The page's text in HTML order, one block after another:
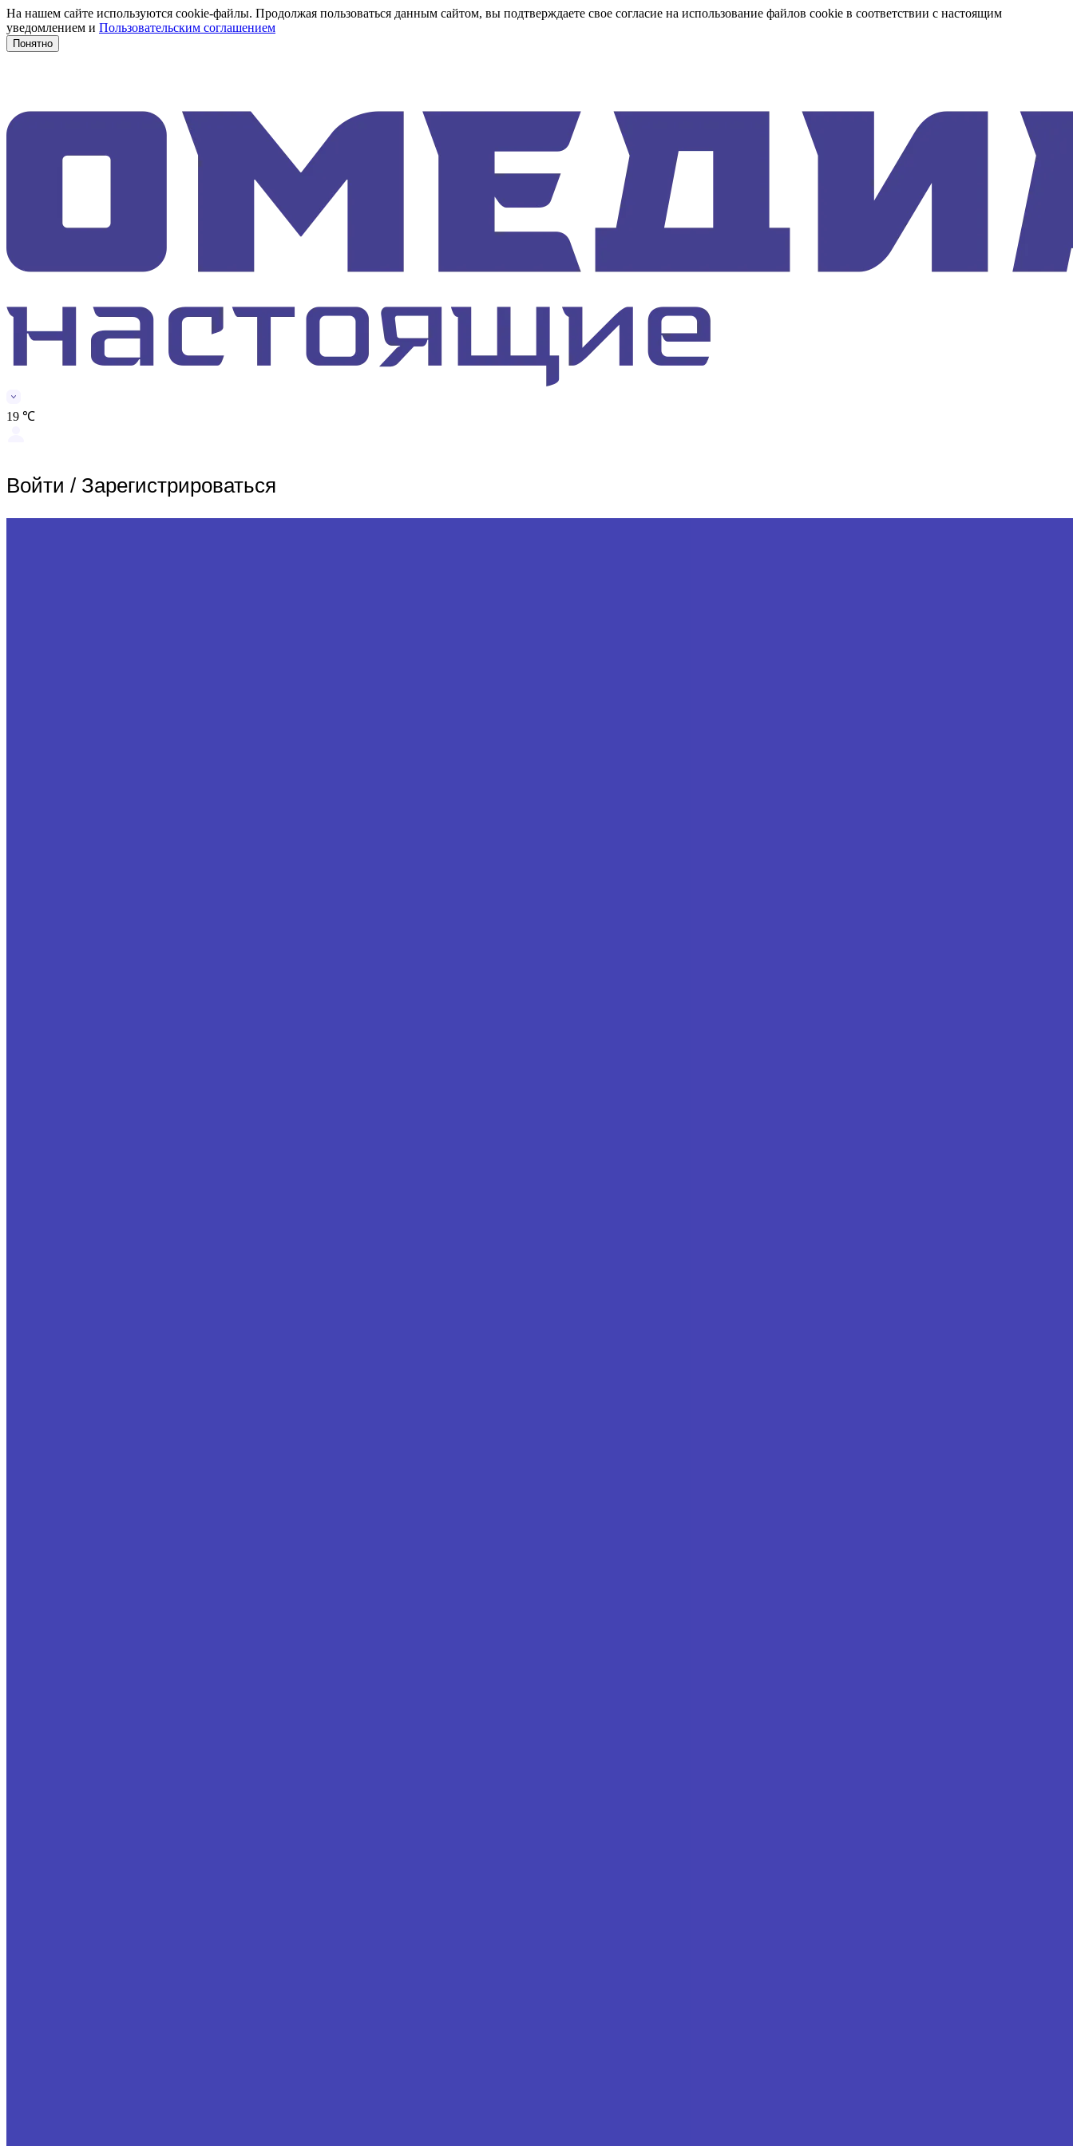
На нашем сайте используются cookie-файлы. Продолжая пользоваться данным сайтом, вы подтверждаете свое согласие на использование файлов cookie в соответствии с настоящим
уведомлением и Пользовательским соглашением
Понятно
19 ℃
Войти / Зарегистрироваться